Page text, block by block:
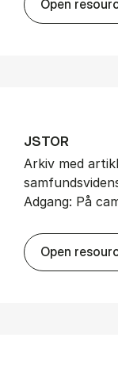
Open
JSTOR
Arkiv med
Adgang: På
Open